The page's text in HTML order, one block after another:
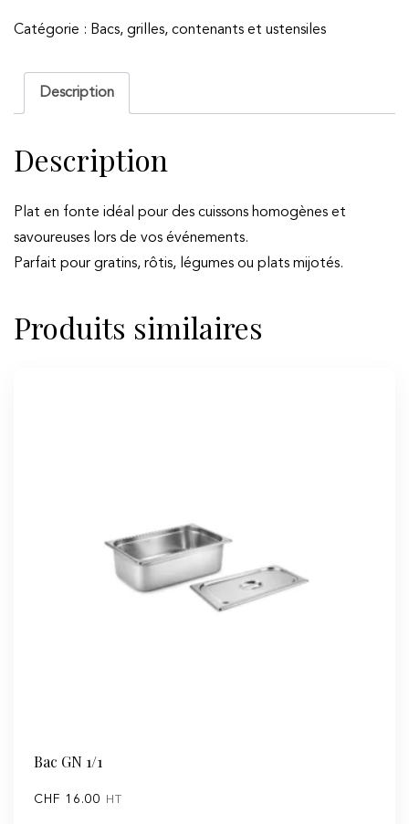
en
Staub
Catégorie : Bacs, grilles, contenants et ustensiles
Description
Description
Plat en fonte idéal pour des cuissons homogènes et
savoureuses lors de vos événements.
Parfait pour gratins, rôtis, légumes ou plats mijotés.
Produits similaires
Bac GN 1/1
CHF 16.00 HT